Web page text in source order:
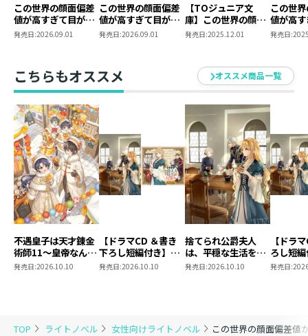
TOP ライトノベル 女性向けライトノベル この世界の顔面偏差値
この世界の顔面偏差
値が高すぎて目が痛
い10
発売日:2026.09.01
この世界の顔面偏差
値が高すぎて目が痛
い～突然始まる異世
発売日:2026.09.01
【TOジュニア文
庫】この世界の顔面
偏差値が高すぎて目
発売日:2025.12.01
この世
値が高
い９
発売日:
こちらもオススメ オススメ商品一覧
不遇皇子は天才錬金
術師11～皇帝なんて
柄じゃないので弟妹
発売日:2026.10.10
【ドラマCD ＆書き
下ろし短編付き】捨
てられ公爵夫人は、
発売日:2026.10.10
捨てられ公爵夫人
は、平穏な生活をお
望みのようです5
発売日:2026.10.10
【ドラ
ろし短
られ公
発売日: